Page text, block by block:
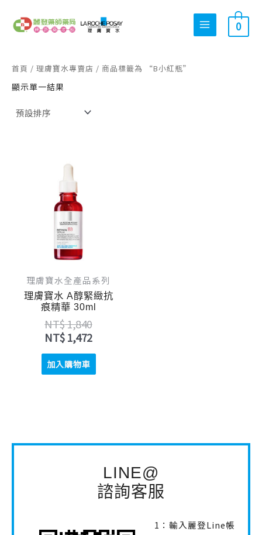
0
首頁 / 理膚寶水專賣店 / 商品標籤為 “B小紅瓶”
顯示單一結果
理膚寶水全產品系列
理膚寶水 A醇緊緻抗
痕精華 30ml
NT$1,840
NT$1,472
加入購物車
LINE@
諮詢客服
1：輸入麗登Line帳
尋
字
: